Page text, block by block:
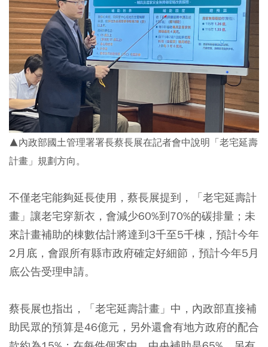
▲內政部國土管理署署長蔡長展在記者會中說明「老宅延壽
計畫」規劃方向。
不僅老宅能夠延長使用，蔡長展提到，「老宅延壽計
畫」讓老宅穿新衣，會減少60%到70%的碳排量；未
來計畫補助的棟數估計將達到3千至5千棟，預計今年
2月底，會跟所有縣市政府確定好細節，預計今年5月
底公告受理申請。
蔡長展也指出，「老宅延壽計畫」中，內政部直接補
助民眾的預算是46億元，另外還會有地方政府的配合